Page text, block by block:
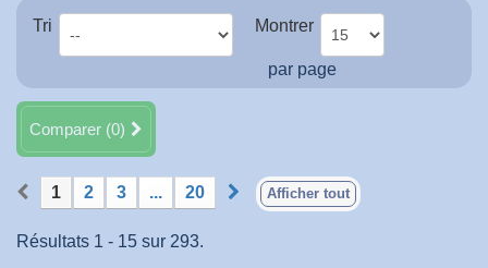
Tri Montrer
par page
Comparer (0)
Afficher tout
1 2 3 ... 20
Résultats 1 - 15 sur 293.